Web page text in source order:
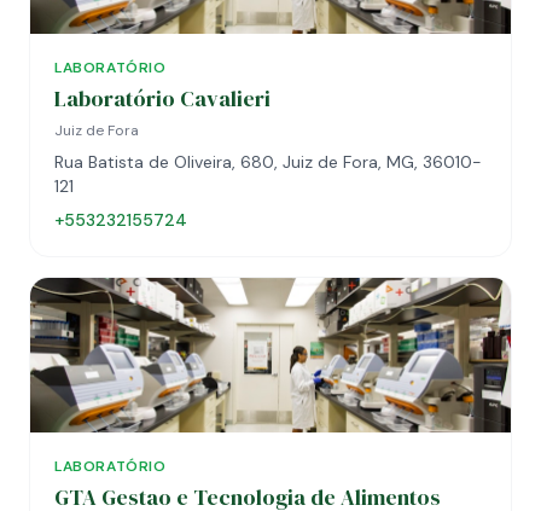
LABORATÓRIO
Laboratório Cavalieri
Juiz de Fora
Rua Batista de Oliveira, 680, Juiz de Fora, MG, 36010-
121
+553232155724
LABORATÓRIO
GTA Gestao e Tecnologia de Alimentos